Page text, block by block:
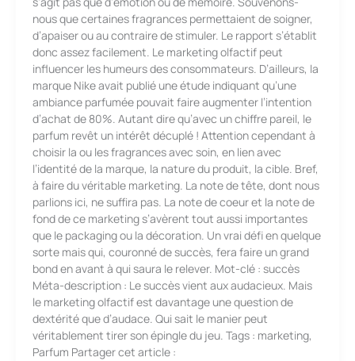
nous que certaines fragrances permettaient de soigner,
d’apaiser ou au contraire de stimuler. Le rapport s’établit
donc assez facilement. Le marketing olfactif peut
influencer les humeurs des consommateurs. D’ailleurs, la
marque Nike avait publié une étude indiquant qu’une
ambiance parfumée pouvait faire augmenter l’intention
d’achat de 80%. Autant dire qu’avec un chiffre pareil, le
parfum revêt un intérêt décuplé ! Attention cependant à
choisir la ou les fragrances avec soin, en lien avec
l’identité de la marque, la nature du produit, la cible. Bref,
à faire du véritable marketing. La note de tête, dont nous
parlions ici, ne suffira pas. La note de coeur et la note de
fond de ce marketing s’avèrent tout aussi importantes
que le packaging ou la décoration. Un vrai défi en quelque
sorte mais qui, couronné de succès, fera faire un grand
bond en avant à qui saura le relever. Mot-clé : succès
Méta-description : Le succès vient aux audacieux. Mais
le marketing olfactif est davantage une question de
dextérité que d’audace. Qui sait le manier peut
véritablement tirer son épingle du jeu. Tags : marketing,
Parfum Partager cet article :